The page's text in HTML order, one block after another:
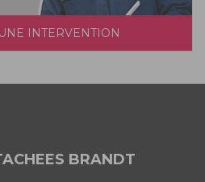
INTERVENTION
BRANDT